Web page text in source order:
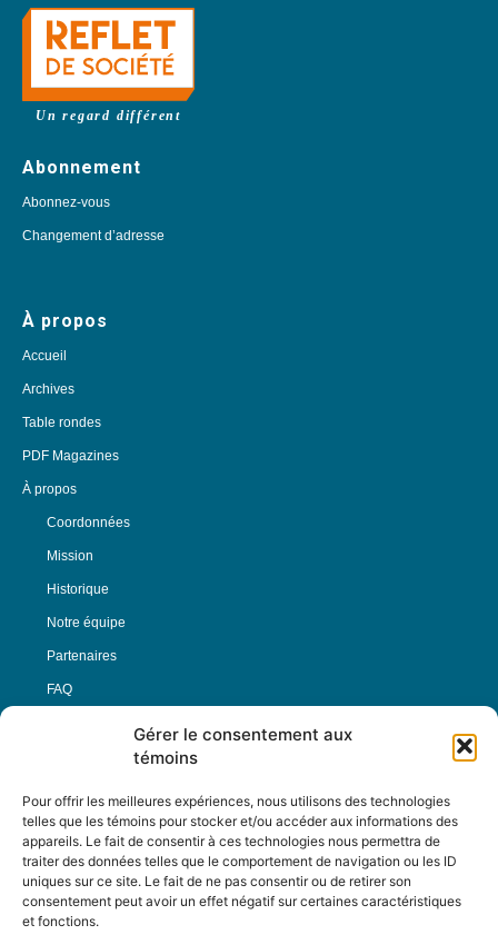
Gérer le consentement aux
témoins
Pour offrir les meilleures expériences, nous utilisons des technologies
telles que les témoins pour stocker et/ou accéder aux informations des
appareils. Le fait de consentir à ces technologies nous permettra de
traiter des données telles que le comportement de navigation ou les ID
uniques sur ce site. Le fait de ne pas consentir ou de retirer son
consentement peut avoir un effet négatif sur certaines caractéristiques
et fonctions.
Un regard différent
Abonnement
Abonnez-vous
Changement d’adresse
À propos
Accueil
Archives
Table rondes
PDF Magazines
À propos
Coordonnées
Mission
Historique
Notre équipe
Partenaires
FAQ
Nous Suivre